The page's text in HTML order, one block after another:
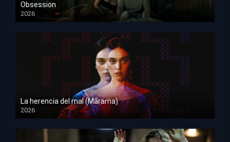
Obsession
2026
HD 1080p
La herencia del mal (Mārama)
2026
HD 1080p